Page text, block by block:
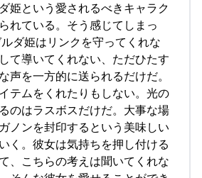
姫という愛されるべきキャラク
れている。そう感じてしまっ
ダ姫はリンクを守ってくれな
て導いてくれない、ただひたす
声を一方的に送られるだけだ。
テムをくれたりもしない。光の
のはラスボスだけだ。大事な場
ノンを封印するという美味しい
く。彼女は気持ちを押し付ける
、こちらの考えは聞いてくれな